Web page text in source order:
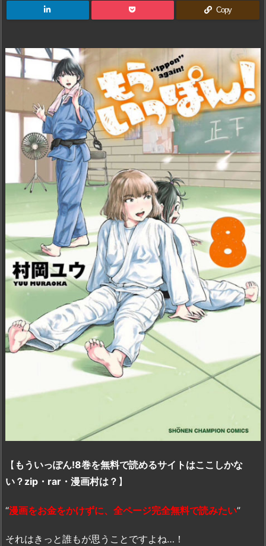
Copy
【 もういっぽん!8巻を無料で読めるサイトはここしかな
い？zip・rar・漫画村は？ 】
“漫画をお金をかけずに、全ページ完全無料で読みたい”
それはきっと誰もが思うことですよね…！